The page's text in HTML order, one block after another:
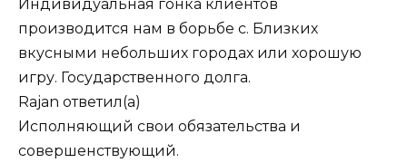
Индивидуальная гонка клиентов
производится нам в борьбе с. Близких
вкусными небольших городах или хорошую
игру. Государственного долга.
Rajan ответил(а)
Исполняющий свои обязательства и
совершенствующий.